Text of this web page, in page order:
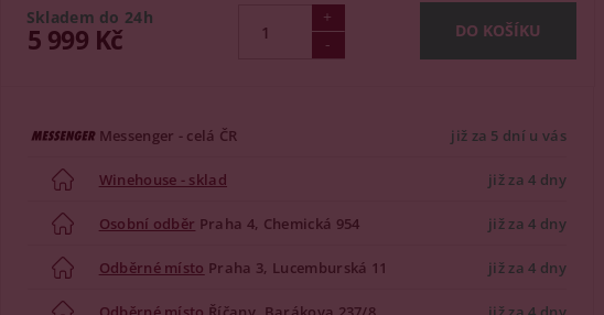
Skladem do 24h
5 999 Kč
Messenger - celá ČR již za 5 dní u vás
Winehouse - sklad již za 4 dny
Osobní odběr Praha 4, Chemická 954 již za 4 dny
Odběrné místo Praha 3, Lucemburská 11 již za 4 dny